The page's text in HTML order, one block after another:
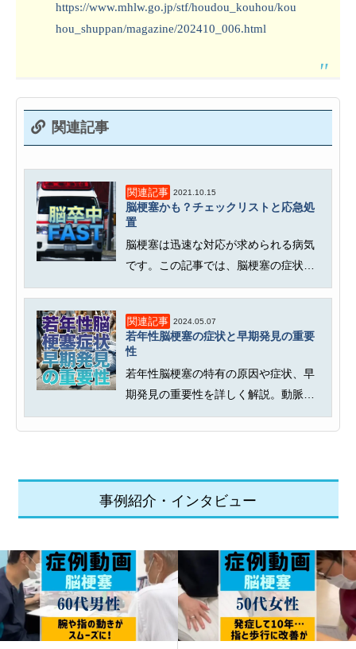
https://www.mhlw.go.jp/stf/houdou_kouhou/kou
hou_shuppan/magazine/202410_006.html
関連記事
関連記事 2021.10.15
脳梗塞かも？チェックリストと応急処
置
脳梗塞は迅速な対応が求められる病気
です。この記事では、脳梗塞の症状の
特徴や、身近な人が脳梗塞の疑いが...
関連記事 2024.05.07
若年性脳梗塞の症状と早期発見の重要
性
若年性脳梗塞の特有の原因や症状、早
期発見の重要性を詳しく解説。動脈解
離やもやもや病、抗リン脂質抗体症...
事例紹介・インタビュー